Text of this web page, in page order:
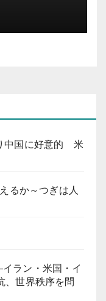
中国に好意的 米
るか～つぎは人
ラン・米国・イ
、世界秩序を問